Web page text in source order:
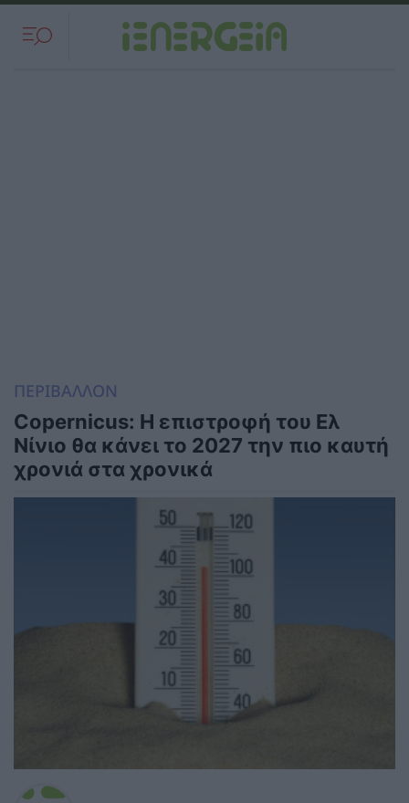
ΠΕΡΙΒΑΛΛΟΝ
Copernicus: Η επιστροφή του Ελ
Νίνιο θα κάνει το 2027 την πιο καυτή
χρονιά στα χρονικά